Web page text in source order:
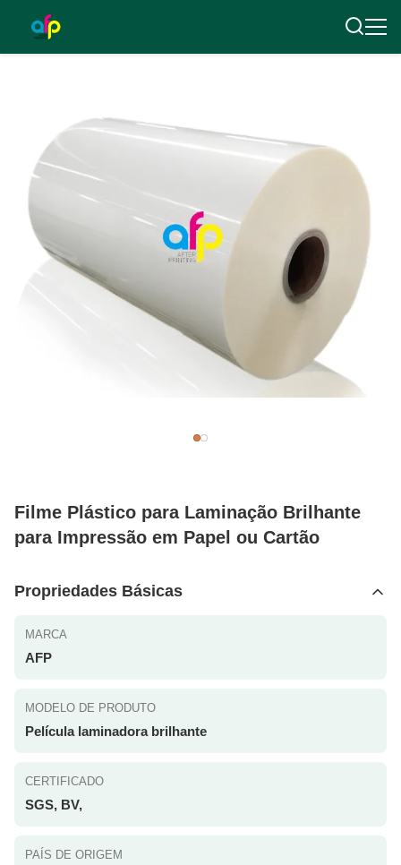
Filme Plástico para Laminação Brilhante
para Impressão em Papel ou Cartão
Propriedades Básicas
MARCA
AFP
MODELO DE PRODUTO
Película laminadora brilhante
CERTIFICADO
SGS, BV,
PAÍS DE ORIGEM